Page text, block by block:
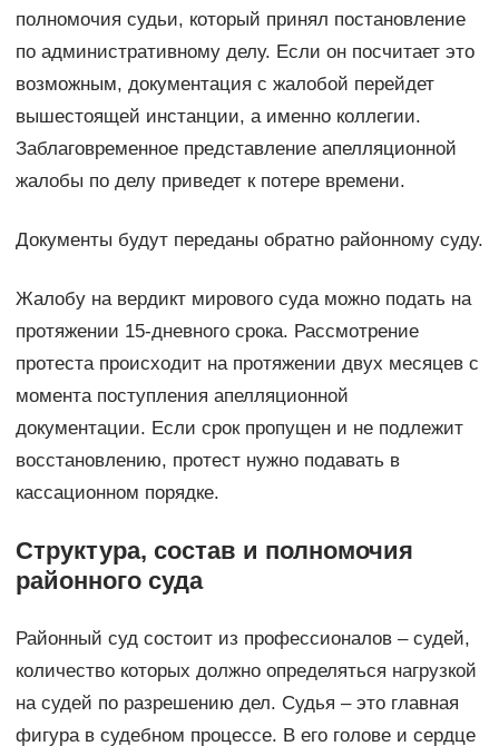
полномочия судьи, который принял постановление
по административному делу. Если он посчитает это
возможным, документация с жалобой перейдет
вышестоящей инстанции, а именно коллегии.
Заблаговременное представление апелляционной
жалобы по делу приведет к потере времени.
Документы будут переданы обратно районному суду.
Жалобу на вердикт мирового суда можно подать на
протяжении 15-дневного срока. Рассмотрение
протеста происходит на протяжении двух месяцев с
момента поступления апелляционной
документации. Если срок пропущен и не подлежит
восстановлению, протест нужно подавать в
кассационном порядке.
Структура, состав и полномочия
районного суда
Районный суд состоит из профессионалов – судей,
количество которых должно определяться нагрузкой
на судей по разрешению дел. Судья – это главная
фигура в судебном процессе. В его голове и сердце